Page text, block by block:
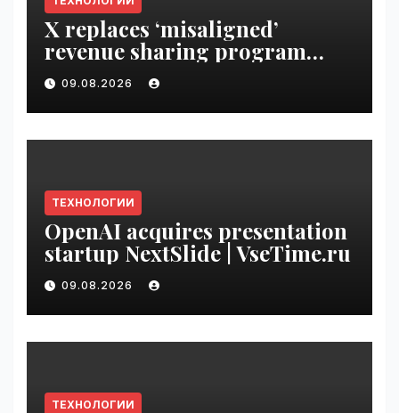
X replaces ‘misaligned’
revenue sharing program
with Original Content
Rewards | VseTime.ru
09.08.2026
ТЕХНОЛОГИИ
OpenAI acquires presentation
startup NextSlide | VseTime.ru
09.08.2026
ТЕХНОЛОГИИ